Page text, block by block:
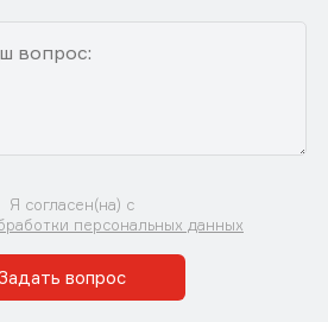
Я согласен(на) с
персональных данных
вопрос